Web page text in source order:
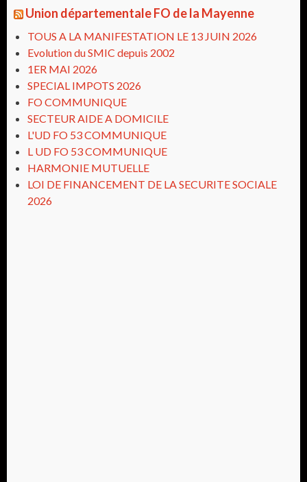
Union départementale FO de la Mayenne
TOUS A LA MANIFESTATION LE 13 JUIN 2026
Evolution du SMIC depuis 2002
1ER MAI 2026
SPECIAL IMPOTS 2026
FO COMMUNIQUE
SECTEUR AIDE A DOMICILE
L'UD FO 53 COMMUNIQUE
L UD FO 53 COMMUNIQUE
HARMONIE MUTUELLE
LOI DE FINANCEMENT DE LA SECURITE SOCIALE
2026